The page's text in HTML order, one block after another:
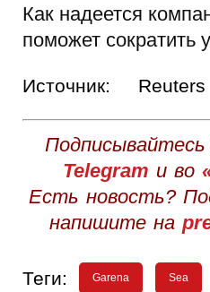
Как надеется
поможет сократить
Источник: Reuters
Подписывайтесь
Telegram и во
Есть новость?
напишите на
Теги: Garena Sea